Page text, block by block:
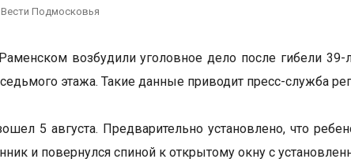
Подмосковья
возбудили уголовное дело после гибели
этажа. Такие данные приводит пресс-служба
5 августа. Предварительно установлено, что
и повернулся спиной к открытому окну с